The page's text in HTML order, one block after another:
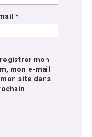
*
mon
mon e-mail
site dans